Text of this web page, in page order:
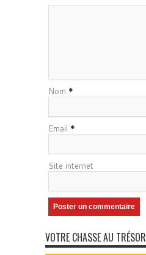
Nom *
Email *
Site internet
VOTRE CHASSE AU TRÉSOR